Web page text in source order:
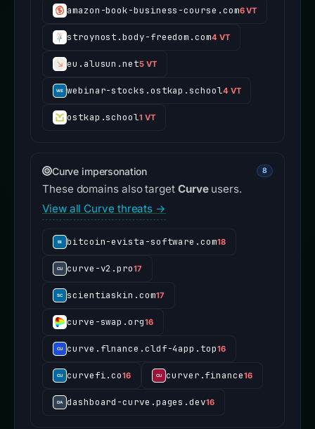
amazon-book-business-course.com6 VT
stroynost.body-freedom.com4 VT
eu.alusun.net5 VT
webinar-stocks.ostkap.school4 VT
ostkap.school1 VT
Curve impersonation 8
These domains also target Curveusers.
View all Curve threats →
bitcoin-evista-software.com18
curve-v2.pro17
scientiaskin.com17
curve-swap.org16
curve.flnance.cldf-4app.top16
curvefi.co16 curver.finance16
dashboard-curve.pages.dev16